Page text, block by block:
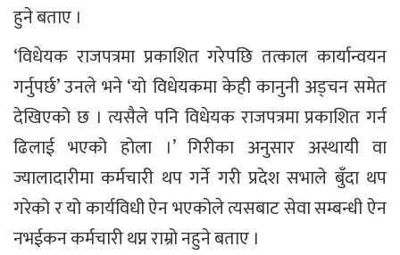
हुने बताए ।
‘विधेयक राजपत्रमा प्रकाशित गरेपछि तत्काल कार्यान्वयन
गर्नुपर्छ’ उनले भने ‘यो विधेयकमा केही कानुनी अड्चन समेत
देखिएको छ । त्यसैले पनि विधेयक राजपत्रमा प्रकाशित गर्न
ढिलाई भएको होला ।’ गिरीका अनुसार अस्थायी वा
ज्यालादारीमा कर्मचारी थप गर्ने गरी प्रदेश सभाले बुँदा थप
गरेको र यो कार्यविधी ऐन भएकोले त्यसबाट सेवा सम्बन्धी ऐन
नभईकन कर्मचारी थप्न राम्रो नहुने बताए ।